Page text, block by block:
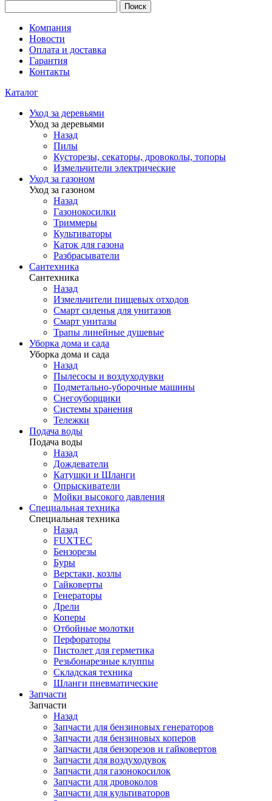
Поиск
Компания
Новости
Оплата и доставка
Гарантия
Контакты
Каталог
Уход за деревьями
Уход за деревьями
Назад
Пилы
Кусторезы, секаторы, дровоколы, топоры
Измельчители электрические
Уход за газоном
Уход за газоном
Назад
Газонокосилки
Триммеры
Культиваторы
Каток для газона
Разбрасыватели
Сантехника
Сантехника
Назад
Измельчители пищевых отходов
Смарт сиденья для унитазов
Смарт унитазы
Трапы линейные душевые
Уборка дома и сада
Уборка дома и сада
Назад
Пылесосы и воздуходувки
Подметально-уборочные машины
Снегоуборщики
Системы хранения
Тележки
Подача воды
Подача воды
Назад
Дождеватели
Катушки и Шланги
Опрыскиватели
Мойки высокого давления
Специальная техника
Специальная техника
Назад
FUXTEC
Бензорезы
Буры
Верстаки, козлы
Гайковерты
Генераторы
Дрели
Коперы
Отбойные молотки
Перфораторы
Пистолет для герметика
Резьбонарезные клуппы
Складская техника
Шланги пневматические
Запчасти
Запчасти
Назад
Запчасти для бензиновых генераторов
Запчасти для бензиновых коперов
Запчасти для бензорезов и гайковертов
Запчасти для воздуходувок
Запчасти для газонокосилок
Запчасти для дровоколов
Запчасти для культиваторов